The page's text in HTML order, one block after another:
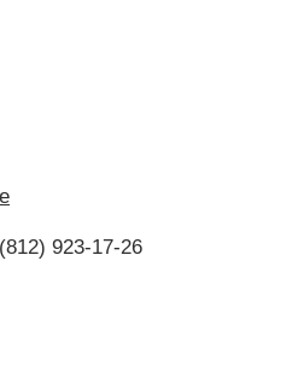
923-17-26